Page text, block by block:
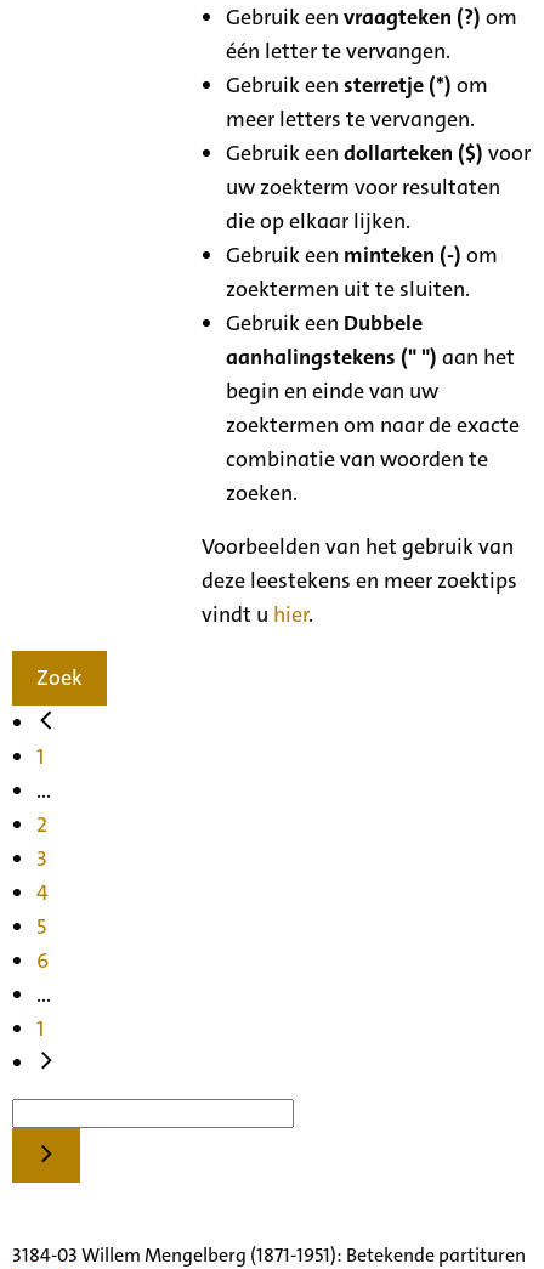
Gebruik eenvraagteken (?) om
één letter te vervangen.
Gebruik eensterretje (*) om
meer letters te vervangen.
Gebruik eendollarteken ($) voor
uw zoekterm voor resultaten
die op elkaar lijken.
Gebruik een minteken (-) om
zoektermen uit te sluiten.
Gebruik een Dubbele
aanhalingstekens (" ") aan het
begin en einde van uw
zoektermen om naar de exacte
combinatie van woorden te
zoeken.
Voorbeelden van het gebruik van
deze leestekens en meer zoektips
vindt u hier.
Zoek
1
...
2
3
4
5
6
...
1
3184-03 Willem Mengelberg (1871-1951): Betekende partituren